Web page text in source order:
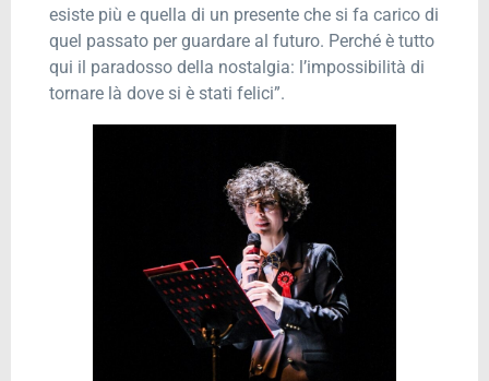
esiste più e quella di un presente che si fa carico di
quel passato per guardare al futuro. Perché è tutto
qui il paradosso della nostalgia: l’impossibilità di
tornare là dove si è stati felici”.